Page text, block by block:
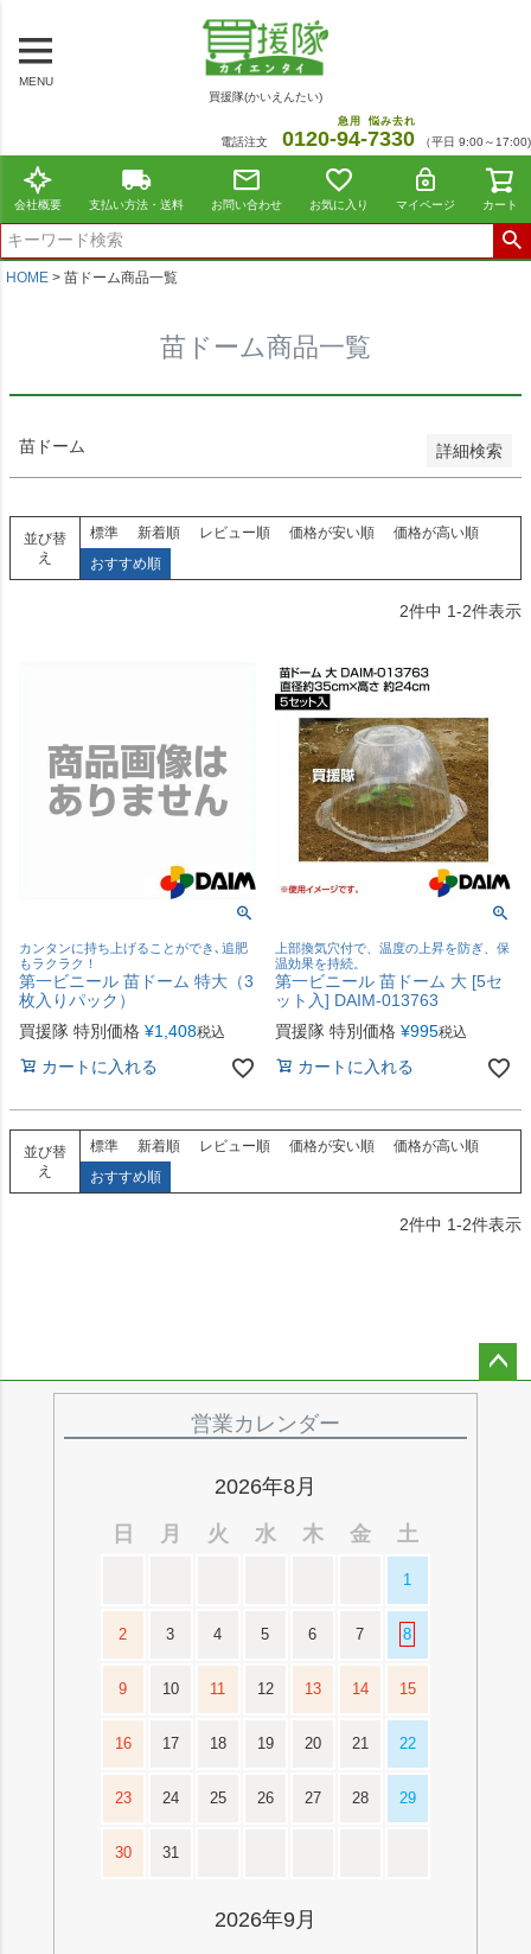
MENU
買援隊(かいえんたい)
電話注文 0120-94
急用
-7330
悩み去れ
（平日 9:00～17:00)
会社概要 支払い方法・送料 お問い合わせ お気に入り マイページ カート
HOME 苗ドーム商品一覧
苗ドーム商品一覧
苗ドーム 詳細検索
商品番号/JANコード
在庫なし商品を表示しない
並び順
標準
新着順
価格が安い順
おすすめ順
検索
並び替
え
標準 新着順 レビュー順 価格が安い順
価格が高い順
おすすめ順
2件中 1-2件表示
カンタンに持ち上げることができ､追肥
もラクラク！
第一ビニール 苗ドーム 特大（3
枚入りパック）
買援隊 特別価格 ¥1,408税込
カートに入れる
上部換気穴付で、温度の上昇を防ぎ、保
温効果を持続。
第一ビニール 苗ドーム 大 [5セ
ット入] DAIM-013763
買援隊 特別価格 ¥995税込
カートに入れる
並び替
え
標準 新着順 レビュー順 価格が安い順
価格が高い順
おすすめ順
2件中 1-2件表示
営業カレンダー
2026年8月
日
月 火 水 木 金 土
1
2 3 4 5 6 7 8
9 10 11 12 13 14 15
16 17 18 19 20 21 22
23 24 25 26 27 28 29
30 31
2026年9月